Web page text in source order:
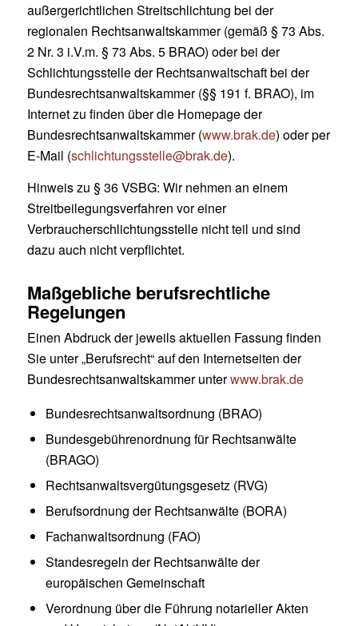
außergerichtlichen Streitschlichtung bei der
regionalen Rechtsanwaltskammer (gemäß § 73 Abs.
2 Nr. 3 i.V.m. § 73 Abs. 5 BRAO) oder bei der
Schlichtungsstelle der Rechtsanwaltschaft bei der
Bundesrechtsanwaltskammer (§§ 191 f. BRAO), im
Internet zu finden über die Homepage der
Bundesrechtsanwaltskammer (www.brak.de) oder per
E-Mail (schlichtungsstelle@brak.de).
Hinweis zu § 36 VSBG: Wir nehmen an einem
Streitbeilegungsverfahren vor einer
Verbraucherschlichtungsstelle nicht teil und sind
dazu auch nicht verpflichtet.
Maßgebliche berufsrechtliche
Regelungen
Einen Abdruck der jeweils aktuellen Fassung finden
Sie unter „Berufsrecht“ auf den Internetseiten der
Bundesrechtsanwaltskammer unterwww.brak.de
Bundesrechtsanwaltsordnung (BRAO)
Bundesgebührenordnung für Rechtsanwälte
(BRAGO)
Rechtsanwaltsvergütungsgesetz (RVG)
Berufsordnung der Rechtsanwälte (BORA)
Fachanwaltsordnung (FAO)
Standesregeln der Rechtsanwälte der
europäischen Gemeinschaft
Verordnung über die Führung notarieller Akten